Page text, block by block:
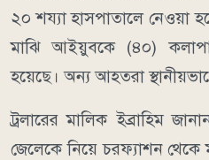
২০ শয্যা হাসপাতালে নেওয়া
মাঝি আইয়ুবকে (৪০)
হয়েছে। অন্য আহতরা
ট্রলারের মালিক ইব্রাহিম
জেলেকে নিয়ে চরফ্যাশন